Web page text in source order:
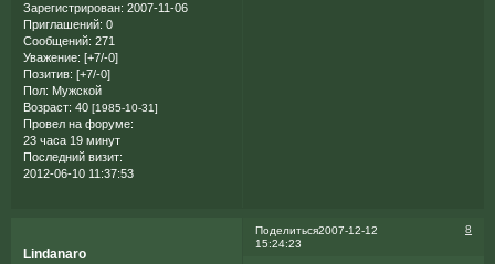
Зарегистрирован: 2007-11-06
Приглашений: 0
Сообщений: 271
Уважение: [+7/-0]
Позитив: [+7/-0]
Пол: Мужской
Возраст: 40 [1985-10-31]
Провел на форуме:
23 часа 19 минут
Последний визит:
2012-06-10 11:37:53
Поделиться 8
2007-12-12
15:24:23
Lindanaro